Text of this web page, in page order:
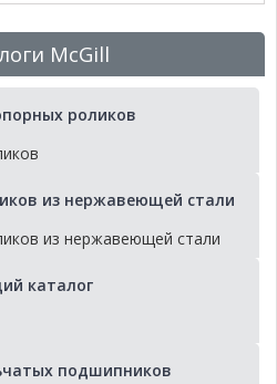
McGill
роликов
из нержавеющей стали
каталог
подшипников